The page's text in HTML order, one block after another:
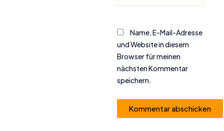
Name, E-Mail-Adresse
und Website in diesem
Browser für meinen
nächsten Kommentar
speichern.